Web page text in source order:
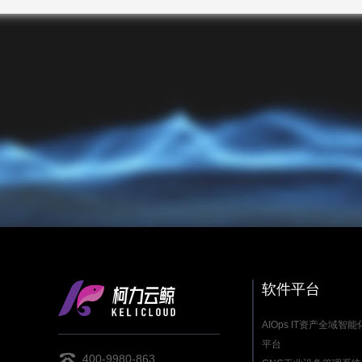
400-9980-863
软件平台
AIOps IT资产全域智能
平台